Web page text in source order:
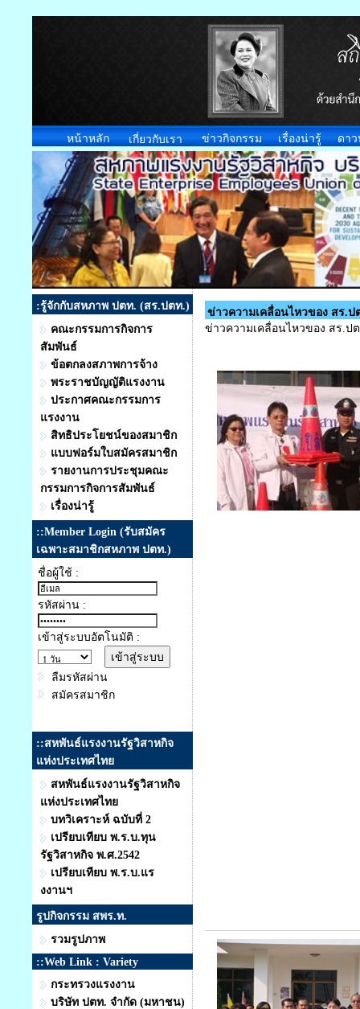
หน้าหลัก เกี่ยวกับเรา ข่าวกิจกรรม เรื่องน่ารู้ ดา
:รู้จักกับสหภาพ ปตท. (สร.ปตท.)
คณะกรรมการกิจการ
สัมพันธ์
ข้อตกลงสภาพการจ้าง
พระราชบัญญัติแรงงาน
ประกาศคณะกรรมการ
แรงงาน
สิทธิประโยชน์ของสมาชิก
แบบฟอร์มใบสมัครสมาชิก
รายงานการประชุมคณะ
กรรมการกิจการสัมพันธ์
เรื่องน่ารู้
::Member Login (รับสมัคร
เฉพาะสมาชิกสหภาพ ปตท.)
ชื่อผู้ใช้ :
รหัสผ่าน :
เข้าสู่ระบบอัตโนมัติ :
ลืมรหัสผ่าน
สมัครสมาชิก
::สหพันธ์แรงงานรัฐวิสาหกิจ
แห่งประเทศไทย
สหพันธ์แรงงานรัฐวิสาหกิจ
แห่งประเทศไทย
บทวิเคราะห์ ฉบับที่ 2
เปรียบเทียบ พ.ร.บ.ทุน
รัฐวิสาหกิจ พ.ศ.2542
เปรียบเทียบ พ.ร.บ.แร
งงานฯ
รูปกิจกรรม สพร.ท.
รวมรูปภาพ
::Web Link : Variety
กระทรวงแรงงาน
บริษัท ปตท. จำกัด (มหาชน)
ข่าวความเคลื่อนไหวของ สร.ป
ข่าวความเคลื่อนไหวของ สร.ป